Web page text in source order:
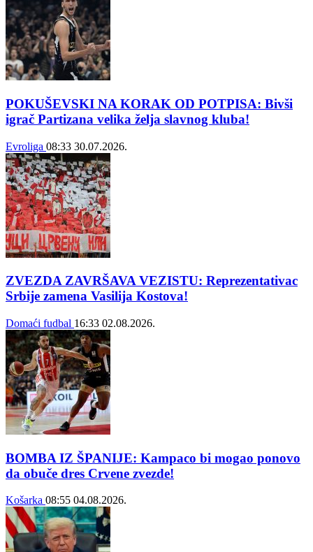
POKUŠEVSKI NA KORAK OD POTPISA: Bivši
igrač Partizana velika želja slavnog kluba!
Evroliga 08:33 30.07.2026.
ZVEZDA ZAVRŠAVA VEZISTU: Reprezentativac
Srbije zamena Vasilija Kostova!
Domaći fudbal 16:33 02.08.2026.
BOMBA IZ ŠPANIJE: Kampaco bi mogao ponovo
da obuče dres Crvene zvezde!
Košarka 08:55 04.08.2026.